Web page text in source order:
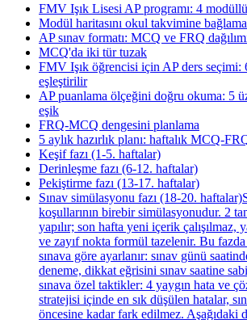
FMV Işık Lisesi AP programı: 4
Modül haritasını okul takvimine bağlama
AP sınav formatı: MCQ ve FRQ
MCQ'da iki tür tuzak
FMV Işık öğrencisi için AP ders seçimi:
eşleştirilir
AP puanlama ölçeğini doğru okuma: 5
eşik
FRQ-MCQ dengesini planlama
5 aylık hazırlık planı: haftalık MCQ-FRQ
Keşif fazı (1-5. haftalar)
Derinleşme fazı (6-12. haftalar)
Pekiştirme fazı (13-17. haftalar)
Sınav simülasyonu fazı (18-20.
koşullarının birebir simülasyonudur. 2
yapılır; son hafta yeni içerik çalışılmaz,
ve zayıf nokta formül tazelenir. Bu
sınava göre ayarlanır: sınav günü
deneme, dikkat eğrisini sınav saatine
sınava özel taktikler: 4 yaygın hata ve
stratejisi içinde en sık düşülen hatalar,
öncesine kadar fark edilmez. Aşağıdaki